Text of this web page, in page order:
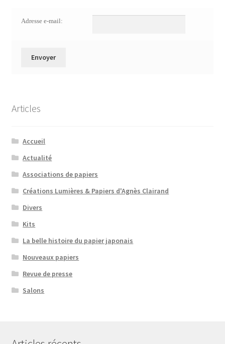
Adresse e-mail:
Articles
Accueil
Actualité
Associations de papiers
Créations Lumières & Papiers d'Agnès Clairand
Divers
Kits
La belle histoire du papier japonais
Nouveaux papiers
Revue de presse
Salons